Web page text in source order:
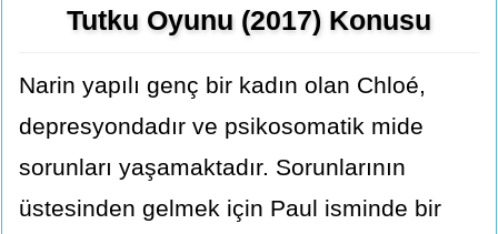
Tutku Oyunu (2017) Konusu
Narin yapılı genç bir kadın olan Chloé,
depresyondadır ve psikosomatik mide
sorunları yaşamaktadır. Sorunlarının
üstesinden gelmek için Paul isminde bir